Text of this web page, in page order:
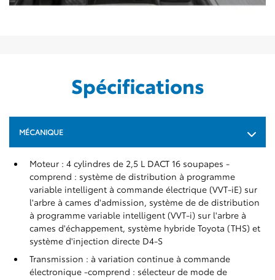
Spécifications
MÉCANIQUE
Moteur : 4 cylindres de 2,5 L DACT 16 soupapes -
comprend : système de distribution à programme
variable intelligent à commande électrique (VVT-iE) sur
l'arbre à cames d'admission, système de de distribution
à programme variable intelligent (VVT-i) sur l'arbre à
cames d'échappement, système hybride Toyota (THS) et
système d'injection directe D4-S
Transmission : à variation continue à commande
électronique -comprend : sélecteur de mode de